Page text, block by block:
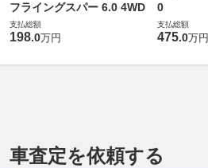
フライングスパー 6.0 4WD
支払総額
198.0万円
0
支払総額
475.0万円
車査定を依頼する